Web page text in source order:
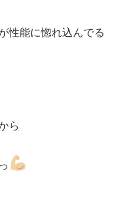
性能に惚れ込んでる
ら